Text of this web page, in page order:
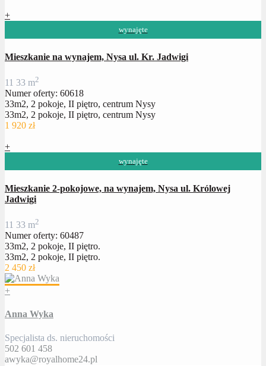
+
wynajęte
Mieszkanie na wynajem, Nysa ul. Kr. Jadwigi
11 33 m2
Numer oferty: 60618
33m2, 2 pokoje, II piętro, centrum Nysy
33m2, 2 pokoje, II piętro, centrum Nysy
1 920 zł
+
wynajęte
Mieszkanie 2-pokojowe, na wynajem, Nysa ul. Królowej
Jadwigi
11 33 m2
Numer oferty: 60487
33m2, 2 pokoje, II piętro.
33m2, 2 pokoje, II piętro.
2 450 zł
+
Anna Wyka
Specjalista ds. nieruchomości
502 601 458
awyka@royalhome24.pl